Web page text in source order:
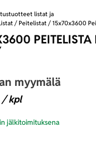
listat ja
/ Peitelistat / 15x70x3600
PEITELISTA
myymälä
/ kpl